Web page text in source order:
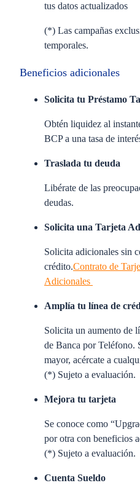
tus datos actualizados​
(*) Las campañas
temporales.
Beneficios adicionales
Solicita tu Préstamo
Obtén liquidez al
BCP a una tasa de
Traslada tu deuda
Libérate de las
deudas.
Solicita una Tarjeta
Solicita adicionales sin
crédito.Contrato de
Adicionales
Amplía tu línea de
Solicita un aumento de
de Banca por Teléfono.
mayor, acércate a
(*) Sujeto a evaluación.
Mejora tu tarjeta
Se conoce como
por otra con beneficios
(*) Sujeto a evaluación.
Cuenta Sueldo